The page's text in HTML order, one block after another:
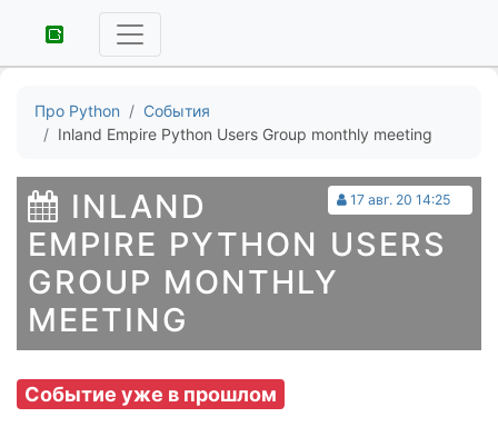
Про Python
События
Inland Empire Python Users Group monthly meeting
17 авг. 20 14:25
INLAND
EMPIRE PYTHON USERS
GROUP MONTHLY
MEETING
Событие уже в прошлом